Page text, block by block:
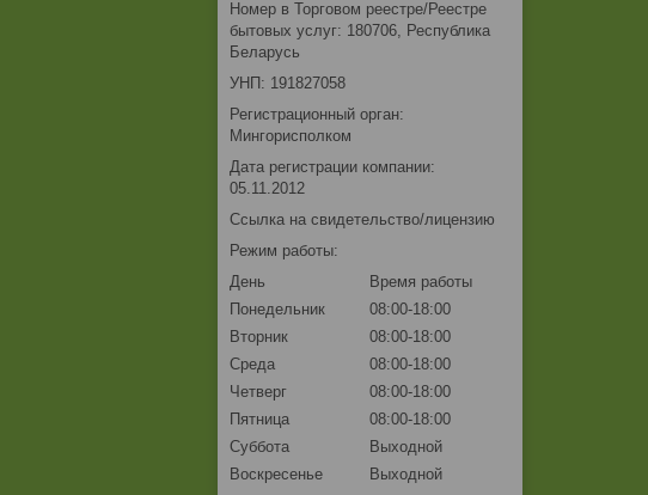
Номер в Торговом реестре/Реестре
бытовых услуг: 180706, Республика
Беларусь
УНП: 191827058
Регистрационный орган:
Мингорисполком
Дата регистрации компании:
05.11.2012
Ссылка на свидетельство/лицензию
Режим работы:
День
Время работы
Понедельник
08:00-18:00
Вторник
08:00-18:00
Среда
08:00-18:00
Четверг
08:00-18:00
Пятница
08:00-18:00
Суббота
Выходной
Воскресенье
Выходной